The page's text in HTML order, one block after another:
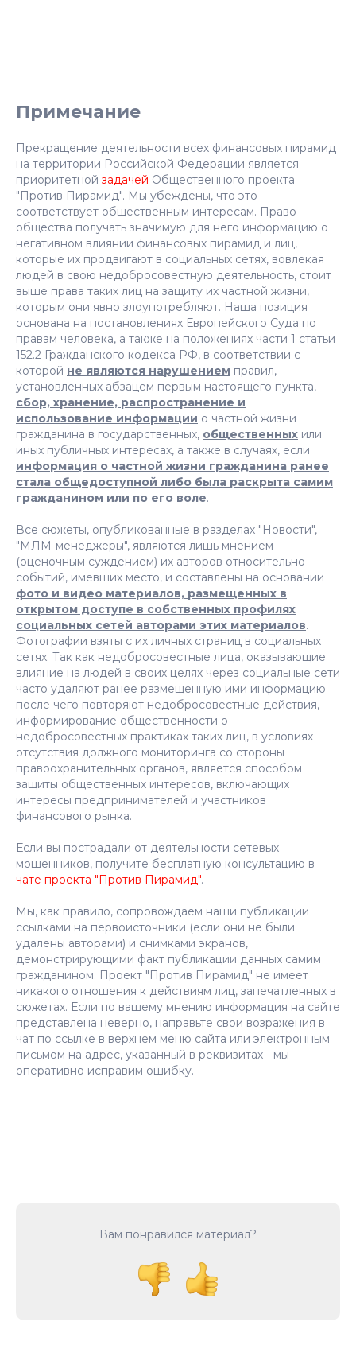
Примечание
Прекращение деятельности всех финансовых пирамид
на территории Российской Федерации является
приоритетной задачей Общественного проекта
"Против Пирамид". Мы убеждены, что это
соответствует общественным интересам. Право
общества получать значимую для него информацию о
негативном влиянии финансовых пирамид и лиц,
которые их продвигают в социальных сетях, вовлекая
людей в свою недобросовестную деятельность, стоит
выше права таких лиц на защиту их частной жизни,
которым они явно злоупотребляют. Наша позиция
основана на постановлениях Европейского Суда по
правам человека, а также на положениях части 1 статьи
152.2 Гражданского кодекса РФ, в соответствии с
которой не являются нарушением правил,
установленных абзацем первым настоящего пункта,
сбор, хранение, распространение и
использование информации о частной жизни
гражданина в государственных, общественных или
иных публичных интересах, а также в случаях, если
информация о частной жизни гражданина ранее
стала общедоступной либо была раскрыта самим
гражданином или по его воле.
Все сюжеты, опубликованные в разделах "Новости",
"МЛМ-менеджеры", являются лишь мнением
(оценочным суждением) их авторов относительно
событий, имевших место, и составлены на основании
фото и видео материалов, размещенных в
открытом доступе в собственных профилях
социальных сетей авторами этих материалов.
Фотографии взяты с их личных страниц в социальных
сетях. Так как недобросовестные лица, оказывающие
влияние на людей в своих целях через социальные сети
часто удаляют ранее размещенную ими информацию
после чего повторяют недобросовестные действия,
информирование общественности о
недобросовестных практиках таких лиц, в условиях
отсутствия должного мониторинга со стороны
правоохранительных органов, является способом
защиты общественных интересов, включающих
интересы предпринимателей и участников
финансового рынка.
Если вы пострадали от деятельности сетевых
мошенников, получите бесплатную консультацию в
чате проекта "Против Пирамид".
Мы, как правило, сопровождаем наши публикации
ссылками на первоисточники (если они не были
удалены авторами) и снимками экранов,
демонстрирующими факт публикации данных самим
гражданином. Проект "Против Пирамид" не имеет
никакого отношения к действиям лиц, запечатленных в
сюжетах. Если по вашему мнению информация на сайте
представлена неверно, направьте свои возражения в
чат по ссылке в верхнем меню сайта или электронным
письмом на адрес, указанный в реквизитах - мы
оперативно исправим ошибку.
Вам понравился материал?